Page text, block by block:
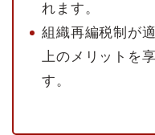
れます。
組織再編税制が
上のメリットを
す。